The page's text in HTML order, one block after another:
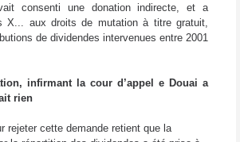
consenti une donation indirecte, et a
X... aux droits de mutation à titre gratuit,
de dividendes intervenues entre 2001
infirmant la cour d’appel e Douai a
rien
rejeter cette demande retient que la